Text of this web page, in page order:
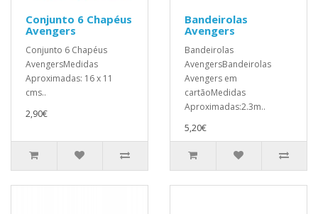
Conjunto 6 Chapéus
Avengers
Conjunto 6 Chapéus
AvengersMedidas
Aproximadas: 16 x 11
cms..
2,90€
Bandeirolas
Avengers
Bandeirolas
AvengersBandeirolas
Avengers em
cartãoMedidas
Aproximadas:2.3m..
5,20€